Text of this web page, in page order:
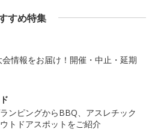
すめ特集
情報をお届け！開催・中止・延期
ンピングからBBQ、アスレチック
トドアスポットをご紹介